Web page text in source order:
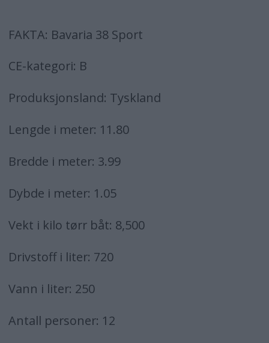
FAKTA: Bavaria 38 Sport
CE-kategori: B
Produksjonsland: Tyskland
Lengde i meter: 11.80
Bredde i meter: 3.99
Dybde i meter: 1.05
Vekt i kilo tørr båt: 8,500
Drivstoff i liter: 720
Vann i liter: 250
Antall personer: 12